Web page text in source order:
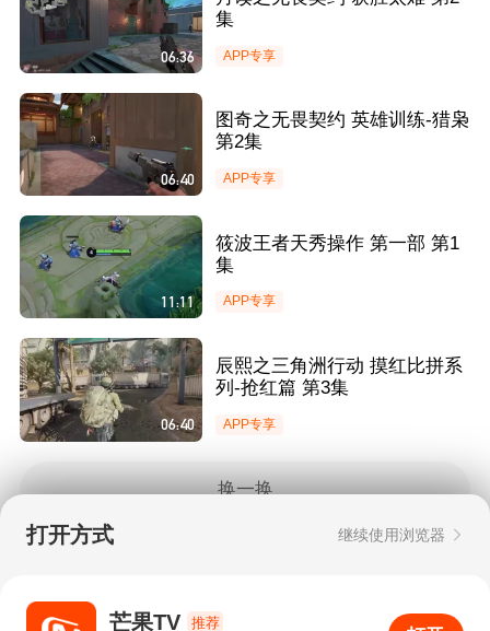
06:36
集
APP专享
06:40
图奇之无畏契约 英雄训练-猎枭
第2集
APP专享
11:11
筱波王者天秀操作 第一部 第1
集
APP专享
06:40
辰熙之三角洲行动 摸红比拼系
列-抢红篇 第3集
APP专享
换一换
打开方式 继续使用浏览器
芒果TV 推荐